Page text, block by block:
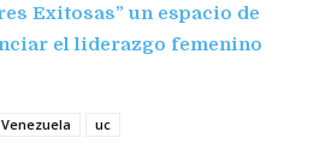
Exitosas” un espacio de
el liderazgo femenino
uc